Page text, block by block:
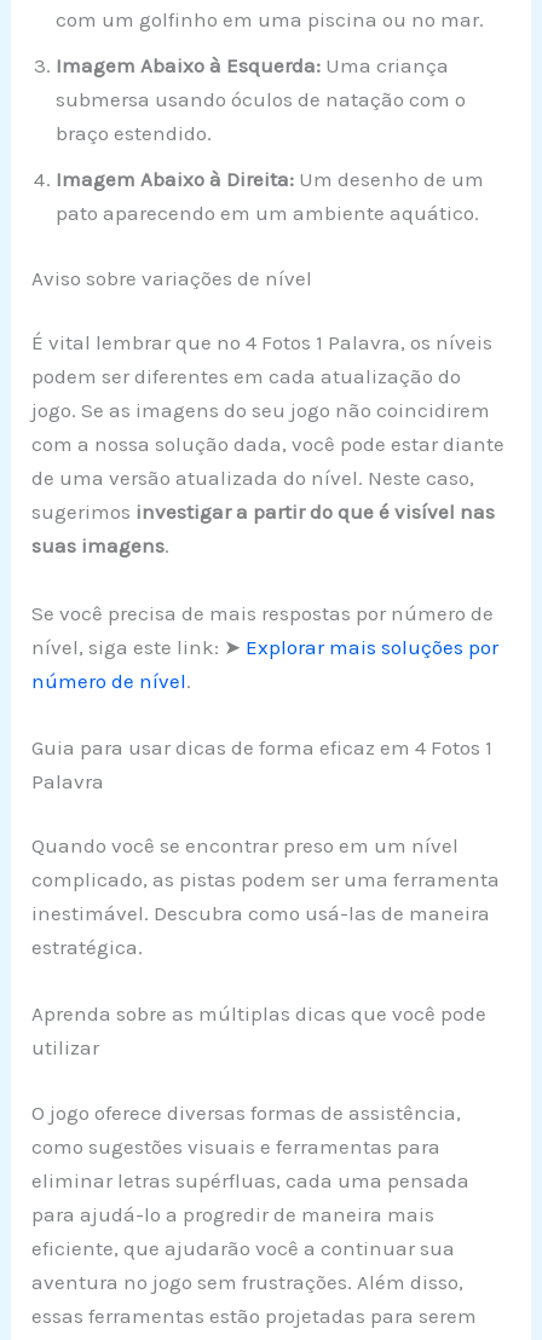
com um golfinho em uma piscina ou no mar.
Imagem Abaixo à Esquerda: Uma criança
submersa usando óculos de natação com o
braço estendido.
Imagem Abaixo à Direita: Um desenho de um
pato aparecendo em um ambiente aquático.
Aviso sobre variações de nível
É vital lembrar que no 4 Fotos 1 Palavra, os níveis
podem ser diferentes em cada atualização do
jogo. Se as imagens do seu jogo não coincidirem
com a nossa solução dada, você pode estar diante
de uma versão atualizada do nível. Neste caso,
sugerimos investigar a partir do que é visível nas
suas imagens.
Se você precisa de mais respostas por número de
nível, siga este link: ➤ Explorar mais soluções por
número de nível.
Guia para usar dicas de forma eficaz em 4 Fotos 1
Palavra
Quando você se encontrar preso em um nível
complicado, as pistas podem ser uma ferramenta
inestimável. Descubra como usá-las de maneira
estratégica.
Aprenda sobre as múltiplas dicas que você pode
utilizar
O jogo oferece diversas formas de assistência,
como sugestões visuais e ferramentas para
eliminar letras supérfluas, cada uma pensada
para ajudá-lo a progredir de maneira mais
eficiente, que ajudarão você a continuar sua
aventura no jogo sem frustrações. Além disso,
essas ferramentas estão projetadas para serem